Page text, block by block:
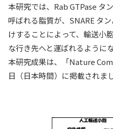
本研究では、Rab GTPase タ
呼ばれる脂質が、SNARE タ
けすることによって、輸送小
な行き先へと運ばれるように
本研究成果は、「Nature
日（日本時間）に掲載されま